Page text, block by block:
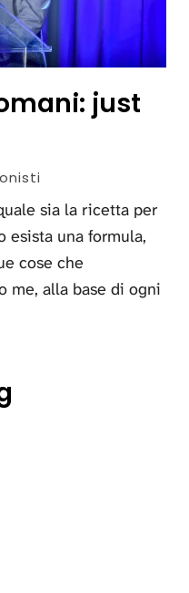
just
sia la ricetta per
esista una formula,
cose che
me, alla base di ogni